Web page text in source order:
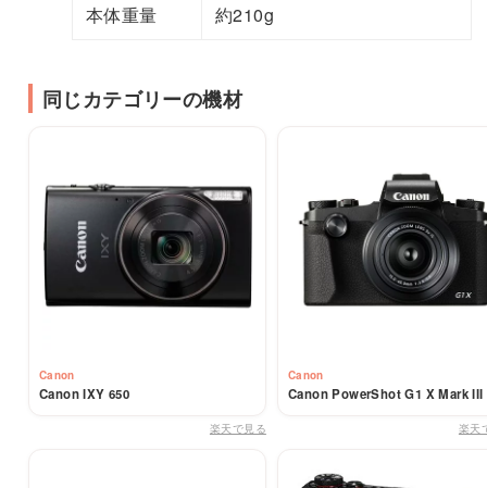
本体重量
約210g
同じカテゴリーの機材
Canon
Canon IXY 650
楽天で見る
Canon
Canon PowerShot G1 X Mark III
楽天